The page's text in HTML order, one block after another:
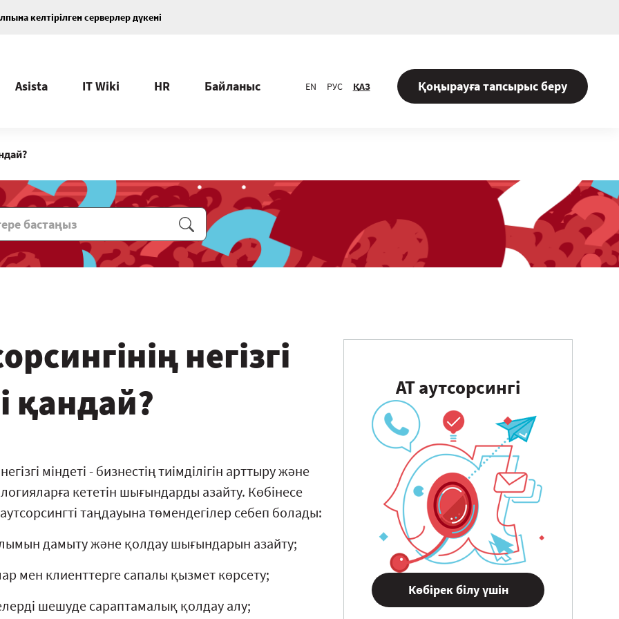
келтірілген серверлер дүкені
Asista IT Wiki HR Байланыс EN РУС ҚАЗ Қоңырауға тапсырыс беру
негізгі
қандай?
негізгі міндеті - бизнестің тиімділігін арттыру және
кететін шығындарды азайту. Көбінесе
таңдауына төмендегілер себеп болады:
дамыту және қолдау шығындарын азайту;
мен клиенттерге сапалы қызмет көрсету;
шешуде сараптамалық қолдау алу;
АТ аутсорсингі
Көбірек білу үшін